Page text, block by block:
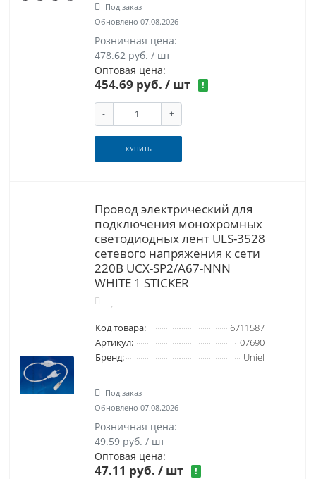
Под заказ
Обновлено 07.08.2026
Розничная цена:
478.62 руб. / шт
Оптовая цена:
454.69 руб. / шт !
- +
КУПИТЬ
Провод электрический для
подключения монохромных
светодиодных лент ULS-3528
сетевого напряжения к сети
220В UCX-SP2/A67-NNN
WHITE 1 STICKER
Код товара:
6711587
Артикул:
07690
Бренд:
Uniel
Под заказ
Обновлено 07.08.2026
Розничная цена:
49.59 руб. / шт
Оптовая цена:
47.11 руб. / шт !